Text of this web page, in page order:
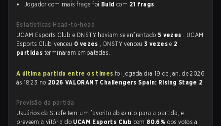
Jogador com mais frags foi Buld com 21 frags.
Estatísticas Head-to-head
UCAM Esports Club e DNSTY haviam se enfrentado 5 vezes . UCAM
Esports Club venceu 0 vezes , DNSTY venceu3 vezese 2
partidas terminaram empatadas.
A última partida entre os times foi jogada dia 19 de jan. de 2026
às 18:23 no 2026 VALORANT Challengers Spain: Rising Stage 2
Previsão da partida
Usuários da Strafe tem um favorito absoluto para a partida, e
preveem a vitória do UCAM Esports Club com 80.6% dos votos a